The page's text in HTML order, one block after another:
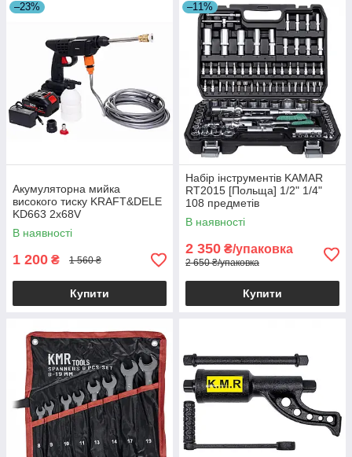
–23%
Акумуляторна мийка
високого тиску KRAFT&DELE
KD663 2x68V
В наявності
1 200 ₴ 1 560 ₴
Купити
–11%
Набір інструментів KAMAR
RT2015 [Польща] 1/2" 1/4"
108 предметів
В наявності
2 350 ₴/упаковка
2 650 ₴/упаковка
Купити